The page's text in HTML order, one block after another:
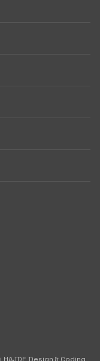
Design & Coding